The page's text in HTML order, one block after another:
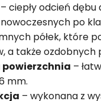
Nieznany
– ciepły odcień
po
półek, które
a także ozdobnych
–
mm.
– wykonana z